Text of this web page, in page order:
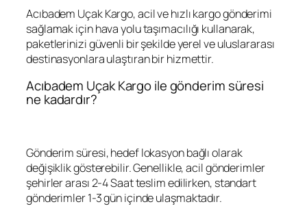
Acıbadem Uçak Kargo, acil ve hızlı kargo gönderimi
sağlamak için hava yolu taşımacılığı kullanarak,
paketlerinizi güvenli bir şekilde yerel ve uluslararası
destinasyonlara ulaştıran bir hizmettir.
Acıbadem Uçak Kargo ile gönderim süresi
ne kadardır?
Gönderim süresi, hedef lokasyon bağlı olarak
değişiklik gösterebilir. Genellikle, acil gönderimler
şehirler arası 2-4 Saat teslim edilirken, standart
gönderimler 1-3 gün içinde ulaşmaktadır.